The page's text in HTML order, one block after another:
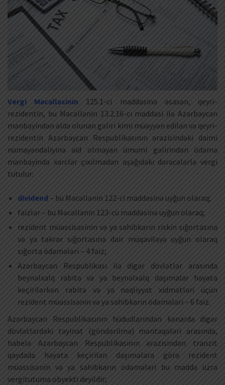
Vergi Məcəlləsinin 125.1-ci maddəsinə əsasən, qeyri-
rezidentin, bu Məcəllənin 13.2.16-cı maddəsi ilə Azərbaycan
mənbəyindən əldə olunan gəliri kimi müəyyən edilən və qeyri-
rezidentin Azərbaycan Respublikasının ərazisindəki daimi
nümayəndəliyinə aid olmayan ümumi gəlirindən ödəmə
mənbəyində xərclər çıxılmadan aşağıdakı dərəcələrlə vergi
tutulur:
dividend – bu Məcəllənin 122-ci maddəsinə uyğun olaraq;
faizlər – bu Məcəllənin 123-cü maddəsinə uyğun olaraq;
rezident müəssisəsinin və ya sahibkarın riskin sığortasına
və ya təkrar sığortasına dair müqaviləyə uyğun olaraq
sığorta ödəmələri – 4 faiz;
Azərbaycan Respublikası ilə digər dövlətlər arasında
beynəlxalq rabitə və ya beynəlxalq daşımalar həyata
keçirilərkən rabitə və ya nəqliyyat xidmətləri üçün
rezident müəssisənin və ya sahibkarın ödəmələri – 6 faiz.
Azərbaycan Respublikasının hüdudlarından kənarda digər
dövlətlərdəki təyinat (göndərilmə) məntəqələri arasında,
habelə Azərbaycan Respublikasının ərazisindən tranzit
qaydada həyata keçirilən daşımalara görə rezident
müəssisənin və ya sahibkarın ödəmələri bu maddə üzrə
vergitutuma obyekti deyildir;